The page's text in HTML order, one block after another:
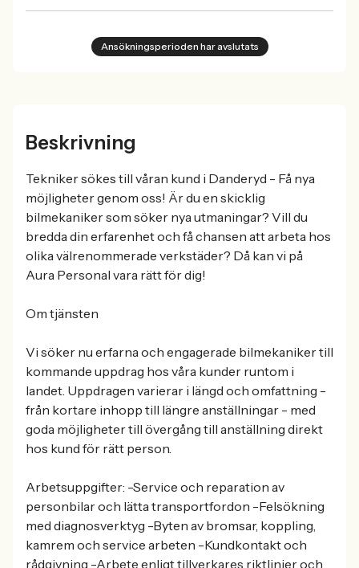
Ansökningsperioden har avslutats
Beskrivning
Tekniker sökes till våran kund i Danderyd - Få nya
möjligheter genom oss! Är du en skicklig
bilmekaniker som söker nya utmaningar? Vill du
bredda din erfarenhet och få chansen att arbeta hos
olika välrenommerade verkstäder? Då kan vi på
Aura Personal vara rätt för dig!
Om tjänsten
Vi söker nu erfarna och engagerade bilmekaniker till
kommande uppdrag hos våra kunder runtom i
landet. Uppdragen varierar i längd och omfattning -
från kortare inhopp till längre anställningar - med
goda möjligheter till övergång till anställning direkt
hos kund för rätt person.
Arbetsuppgifter: -Service och reparation av
personbilar och lätta transportfordon -Felsökning
med diagnosverktyg -Byten av bromsar, koppling,
kamrem och service arbeten -Kundkontakt och
rådgivning -Arbete enligt tillverkares riktlinjer och